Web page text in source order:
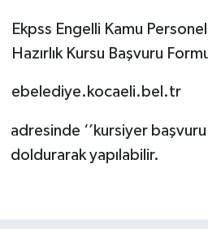
Ekpss Engelli Kamu
Hazırlık Kursu Başvuru
ebelediye.kocaeli.bel.tr
adresinde ‘’kursiyer başvuru
doldurarak yapılabilir.